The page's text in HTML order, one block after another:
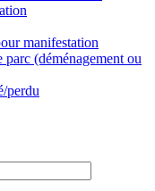
manifestation
(déménagement ou
perdu